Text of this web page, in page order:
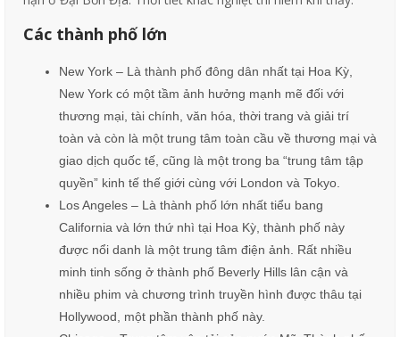
Các thành phố lớn
New York – Là thành phố đông dân nhất tại Hoa Kỳ,
New York có một tầm ảnh hưởng mạnh mẽ đối với
thương mại, tài chính, văn hóa, thời trang và giải trí
toàn và còn là một trung tâm toàn cầu về thương mại và
giao dịch quốc tế, cũng là một trong ba “trung tâm tập
quyền” kinh tế thế giới cùng với London và Tokyo.
Los Angeles – Là thành phố lớn nhất tiểu bang
California và lớn thứ nhì tại Hoa Kỳ, thành phố này
được nổi danh là một trung tâm điện ảnh. Rất nhiều
minh tinh sống ở thành phố Beverly Hills lân cận và
nhiều phim và chương trình truyền hình được thâu tại
Hollywood, một phần thành phố này.